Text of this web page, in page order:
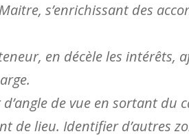
s’enrichissant des
en décèle les intérêts,
de vue en sortant du
de lieu. Identifier d’autres